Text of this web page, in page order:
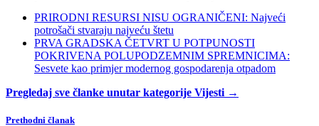
PRIRODNI RESURSI NISU OGRANIČENI: Najveći
potrošači stvaraju najveću štetu
PRVA GRADSKA ČETVRT U POTPUNOSTI
POKRIVENA POLUPODZEMNIM SPREMNICIMA:
Sesvete kao primjer modernog gospodarenja otpadom
Pregledaj sve članke unutar kategorije Vijesti →
Prethodni članak